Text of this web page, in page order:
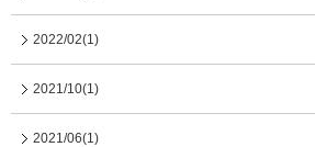
2022/02(1)
2021/10(1)
2021/06(1)